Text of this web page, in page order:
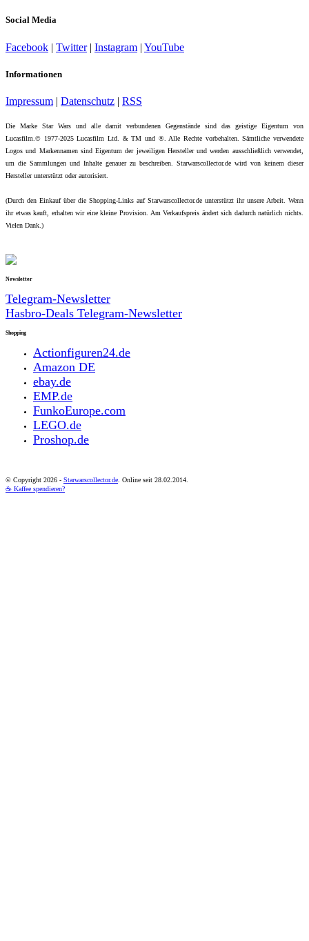
Social Media
Facebook | Twitter| Instagram | YouTube
Informationen
Impressum | Datenschutz | RSS
Die Marke Star Wars und alle damit verbundenen Gegenstände sind das geistige Eigentum von
Lucasfilm.© 1977-2025 Lucasfilm Ltd. & TM und ®. Alle Rechte vorbehalten. Sämtliche verwendete
Logos und Markennamen sind Eigentum der jeweiligen Hersteller und werden ausschließlich verwendet,
um die Sammlungen und Inhalte genauer zu beschreiben. Starwarscollector.de wird von keinem dieser
Hersteller unterstützt oder autorisiert.
(Durch den Einkauf über die Shopping-Links auf Starwarscollector.de unterstützt ihr unsere Arbeit. Wenn
ihr etwas kauft, erhalten wir eine kleine Provision. Am Verkaufspreis ändert sich dadurch natürlich nichts.
Vielen Dank.)
Newsletter
Telegram-Newsletter
Hasbro-Deals Telegram-Newsletter
Shopping
Actionfiguren24.de
Amazon DE
ebay.de
EMP.de
FunkoEurope.com
LEGO.de
Proshop.de
© Copyright 2026 - Starwarscollector.de. Online seit 28.02.2014.
☕ Kaffee spendieren?